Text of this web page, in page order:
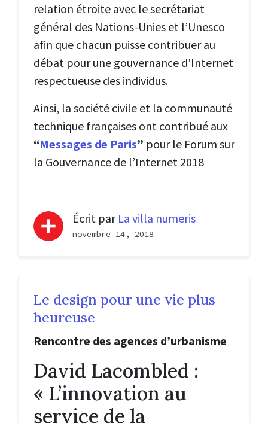
relation étroite avec le secrétariat
général des Nations-Unies et l’Unesco
afin que chacun puisse contribuer au
débat pour une gouvernance d'Internet
respectueuse des individus.
Ainsi, la société civile et la communauté
technique françaises ont contribué aux
“Messages de Paris” pour le Forum sur
la Gouvernance de l’Internet 2018
Écrit par La villa numeris
novembre 14, 2018
Le design pour une vie plus
heureuse
Rencontre des agences d’urbanisme
David Lacombled :
« L’innovation au
service de la